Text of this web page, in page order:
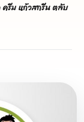
ครีม แก้วสกรีน ตลับ